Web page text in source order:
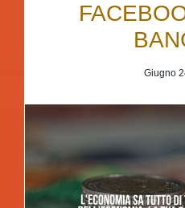
Giugno